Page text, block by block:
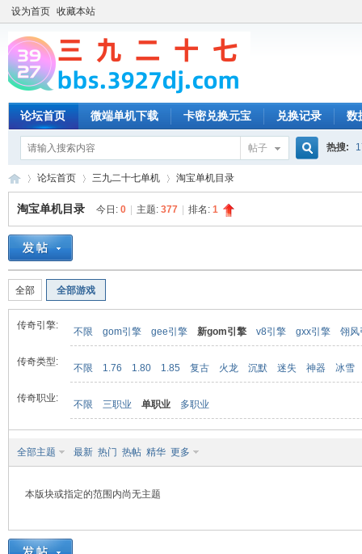
设为首页 收藏本站
论坛首页 微端单机下载 卡密兑换元宝 兑换记录 数
帖子 热搜:
»
论坛首页 三九二十七单机 淘宝单机目录
淘宝单机目录 今日: 0 主题: 377 排名: 1
全部 全部游戏
传奇引擎:
不限 gom引擎 gee引擎 新gom引擎 v8引擎 gxx引擎 翎风
传奇类型:
不限 1.76 1.80 1.85 复古 火龙 沉默 迷失 神器 冰雪
传奇职业:
不限 三职业 单职业 多职业
全部主题 最新 热门 热帖 精华 更多
本版块或指定的范围内尚无主题